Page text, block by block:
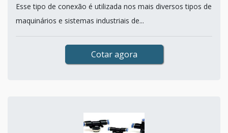
Esse tipo de conexão é utilizada nos mais diversos tipos de
maquinários e sistemas industriais de...
Cotar agora